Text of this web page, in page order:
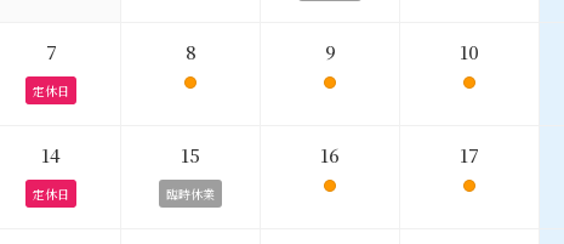
7
定休日
8 9 10
14
定休日
15
臨時休業
16 17